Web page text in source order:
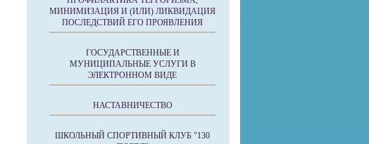
МИНИМИЗАЦИЯ И (ИЛИ) ЛИКВИДАЦИЯ
ПОСЛЕДСТВИЙ ЕГО ПРОЯВЛЕНИЯ
ГОСУДАРСТВЕННЫЕ И
МУНИЦИПАЛЬНЫЕ УСЛУГИ В
ЭЛЕКТРОННОМ ВИДЕ
НАСТАВНИЧЕСТВО
ШКОЛЬНЫЙ СПОРТИВНЫЙ КЛУБ "130